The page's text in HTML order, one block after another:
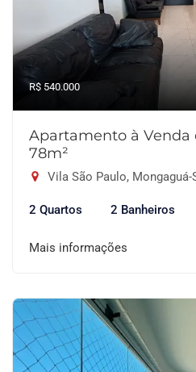
R$ 540.000
Apartamento à Venda
78m²
Vila São Paulo, Mongaguá-
2 Quartos 2 Banheiros
Mais informações